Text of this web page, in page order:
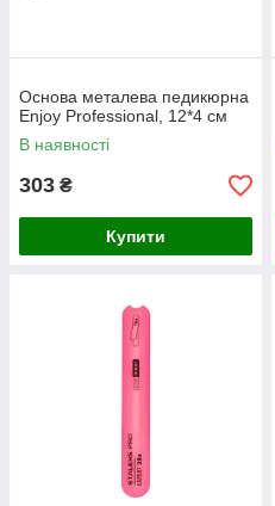
Основа металева педикюрна
Enjoy Professional, 12*4 см
В наявності
303 ₴
Купити